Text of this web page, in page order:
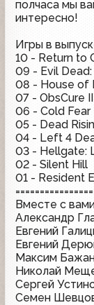
полчаса мы
интересно!
Игры в
10 - Return to
09 - Evil
08 - House of
07 - ObsCure II
06 - Cold Fear
05 - Dead
04 - Left 4
03 - Hellgate:
02 - Silent Hill
01 - Resident
Вместе с
Александр
Евгений
Евгений
Максим
Николай
Сергей
Семен